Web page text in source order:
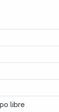
libre